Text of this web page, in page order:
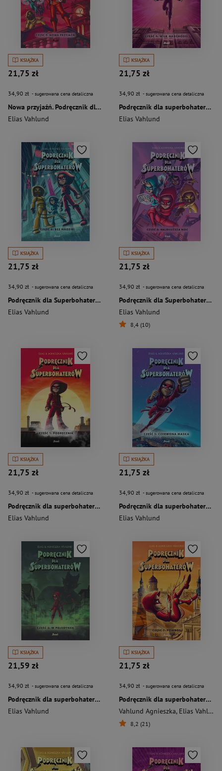
KSIĄŻKA
21,75 zł
34,90 zł - sugerowana cena detaliczna
Nowa przyjaźń. Podręcznik dla superbohaterów. Tom 9
Elias Vahlund
KSIĄŻKA
21,75 zł
34,90 zł - sugerowana cena detaliczna
Podręcznik dla superbohaterów Część 4 Wilk nadchodzi
Elias Vahlund
KSIĄŻKA
21,75 zł
34,90 zł - sugerowana cena detaliczna
Podręcznik dla Superbohaterów Część 6 Bez nadziei
Elias Vahlund
KSIĄŻKA
21,75 zł
34,90 zł - sugerowana cena detaliczna
Podręcznik dla Superbohaterów Część 8: Najdłuższa noc
Elias Vahlund
8,4 (10)
KSIĄŻKA
21,75 zł
34,90 zł - sugerowana cena detaliczna
Podręcznik dla superbohaterów Część 1 Podręcznik
Elias Vahlund
KSIĄŻKA
21,75 zł
34,90 zł - sugerowana cena detaliczna
Podręcznik dla superbohaterów Część 2 Czerwona Maska
Elias Vahlund
KSIĄŻKA
21,59 zł
34,90 zł - sugerowana cena detaliczna
Podręcznik dla superbohaterów Część 3 W pojedynkę
Elias Vahlund
KSIĄŻKA
21,75 zł
34,90 zł - sugerowana cena detaliczna
Podręcznik dla superbohaterów Część 7 Powrót
Vahlund Agnieszka, Elias Vahlund
8,2 (21)